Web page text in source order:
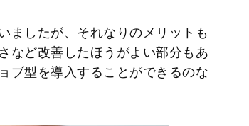
ましたが、それなりのメリットも
など改善したほうがよい部分もあ
ブ型を導入することができるのな